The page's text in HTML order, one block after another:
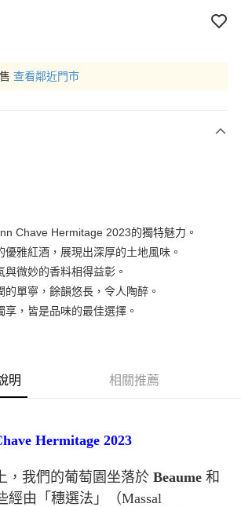
查看鄰近門市
Chave Hermitage 2023的獨特魅力。
優雅紅酒，展現出深厚的土地風味。
微妙的香料相得益彰。
的單寧，餘韻悠長，令人陶醉。
享，皆是品味的最佳選擇。
明 相關推薦
Hermitage 2023
，我們的葡萄園坐落於 Beaume 和
經由「穗選法」（Massal